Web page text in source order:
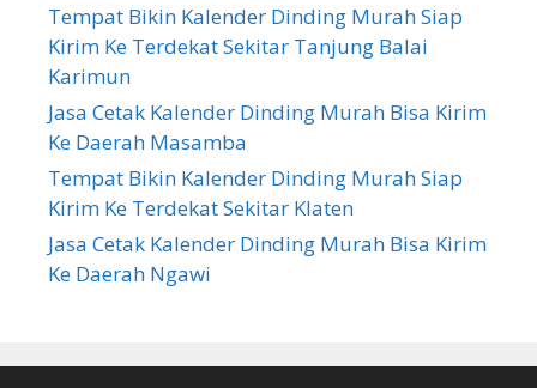
Tempat Bikin Kalender Dinding Murah Siap
Kirim Ke Terdekat Sekitar Tanjung Balai
Karimun
Jasa Cetak Kalender Dinding Murah Bisa Kirim
Ke Daerah Masamba
Tempat Bikin Kalender Dinding Murah Siap
Kirim Ke Terdekat Sekitar Klaten
Jasa Cetak Kalender Dinding Murah Bisa Kirim
Ke Daerah Ngawi